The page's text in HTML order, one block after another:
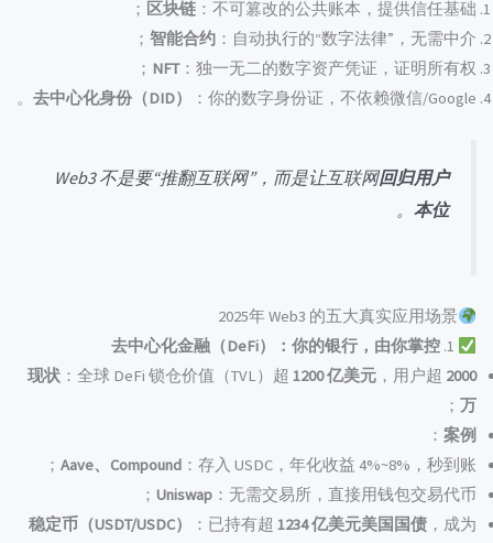
区块链 ：不可篡改的公共账本，提供信任基础；
智能合约 ：自动执行的“数字法律”，无需中介；
NFT：独一无二的数字资产凭证，证明所有权；
去中心化身份（DID）
：你的数字身份证，不依赖微信/Google。
Web3 不是要“推翻互联网”，而是让互联网回归用户
本位
。
2025年 Web3 的五大真实应用场景
去中心化金融（DeFi）：你的银行，由你掌控
现状 ：全球 DeFi 锁仓价值（TVL）超 1200 亿美元 ，用户超 2000
万
；
案例
：
Aave、Compound ：存入 USDC，年化收益 4%~8%，秒到账；
Uniswap ：无需交易所，直接用钱包交易代币；
稳定币（USDT/USDC）
：已持有超 1234 亿美元美国国债 ，成为